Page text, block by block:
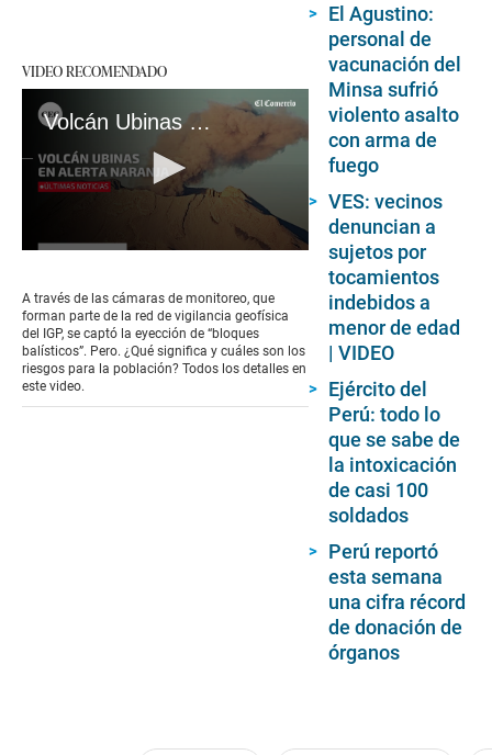
VIDEO RECOMENDADO
Volcán Ubinas en alerta naranja: así fueron las primeras explosiones
of
2
minutes,
6
seconds
A través de las cámaras de monitoreo, que
forman parte de la red de vigilancia geofísica
del IGP, se captó la eyección de “bloques
balísticos”. Pero. ¿Qué significa y cuáles son los
riesgos para la población? Todos los detalles en
este video.
El Agustino:
personal de
vacunación del
Minsa sufrió
violento asalto
con arma de
fuego
VES: vecinos
denuncian a
sujetos por
tocamientos
indebidos a
menor de edad
| VIDEO
Ejército del
Perú: todo lo
que se sabe de
la intoxicación
de casi 100
soldados
Perú reportó
esta semana
una cifra récord
de donación de
órganos